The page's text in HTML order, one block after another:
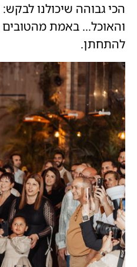
הכי גבוהה שיכולנו
והאוכל… באמת מהטובים
להתחתן.